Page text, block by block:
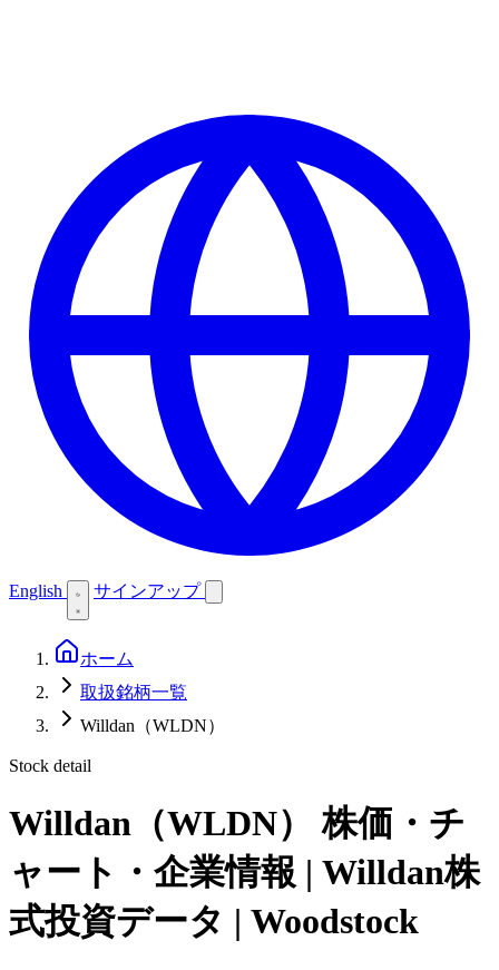
English サインアップ
ホーム
取扱銘柄一覧
Willdan（WLDN）
Stock detail
Willdan（WLDN）
株価・チ
ャート・企業情報 | Willdan株
式投資データ | Woodstock